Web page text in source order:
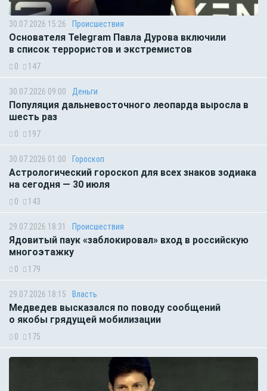
30.07.2026 15:26 Происшествия
Основателя Telegram Павла Дурова включили
в список террористов и экстремистов
0 147
30.07.2026 09:00 Деньги
Популяция дальневосточного леопарда выросла в
шесть раз
0 197
30.07.2026 01:00 Гороскоп
Астрологический гороскоп для всех знаков зодиака
на сегодня — 30 июля
0 143
29.07.2026 18:31 Происшествия
Ядовитый паук «заблокировал» вход в российскую
многоэтажку
0 179
29.07.2026 18:15 Власть
Медведев высказался по поводу сообщений
о якобы грядущей мобилизации
0 175